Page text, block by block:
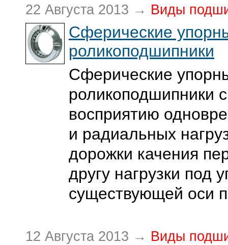
22 Августа 2013 → Виды
Сферические
роликоподшипники
Сферические
роликоподшипники
восприятию
и радиальных
дорожки качения
другу нагрузки под
существующей оси
12 Августа 2013 → Виды